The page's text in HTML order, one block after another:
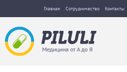
Главная Сотрудничество Контакты